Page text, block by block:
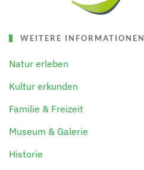
WEITERE INFORMATIONEN
Natur erleben
Kultur erkunden
Familie & Freizeit
Museum & Galerie
Historie